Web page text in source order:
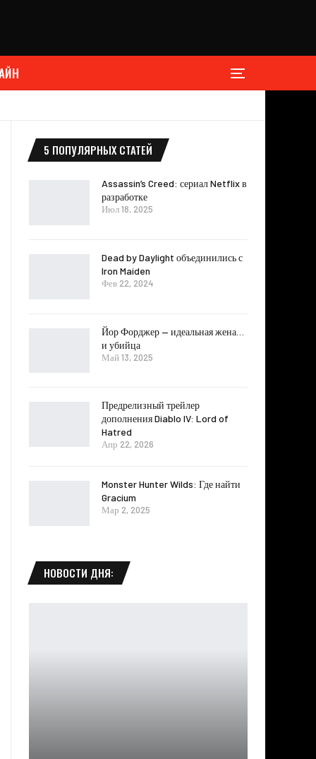
5 ПОПУЛЯРНЫХ СТАТЕЙ
Assassin’s Creed: сериал Netflix в
разработке
Июл 18, 2025
Dead by Daylight объединились с
Iron Maiden
Фев 22, 2024
Йор Форджер — идеальная жена…
и убийца
Май 13, 2025
Предрелизный трейлер
дополнения Diablo IV: Lord of
Hatred
Апр 22, 2026
Monster Hunter Wilds: Где найти
Gracium
Мар 2, 2025
НОВОСТИ ДНЯ: